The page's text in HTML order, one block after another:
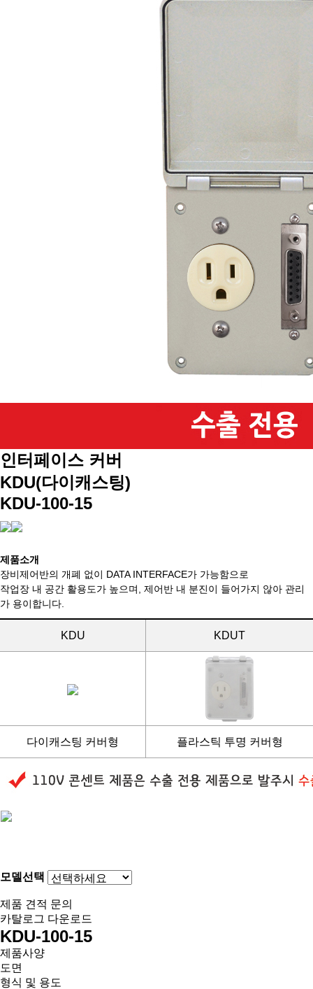
인터페이스 커버
KDU(다이캐스팅)
KDU-100-15
제품소개
장비제어반의 개폐 없이 DATA INTERFACE가 가능함으로
작업장 내 공간 활용도가 높으며, 제어반 내 분진이 들어가지 않아 관리
가 용이합니다.
KDU KDUT
다이캐스팅 커버형 플라스틱 투명 커버형
모델선택
제품 견적 문의
카탈로그 다운로드
KDU-100-15
제품사양
도면
형식 및 용도